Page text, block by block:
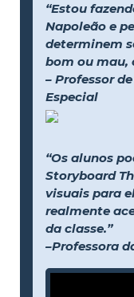
“Estou
Napoleão e
determinem
bom ou mau,
– Professor
Especial
“Os alunos
Storyboard
visuais para
realmente
da classe.”
–Professora